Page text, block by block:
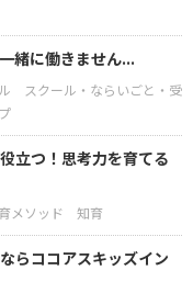
緒に働きません...
スクール・ならいごと・受
立つ！思考力を育てる
メソッド 知育
らココアスキッズイン